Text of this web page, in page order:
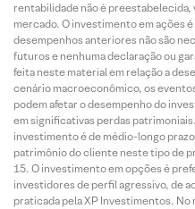
rentabilidade não é
mercado. O investimento em ações
desempenhos anteriores não são
futuros e nenhuma declaração ou
feita neste material em relação a
cenário macroeconômico, os
podem afetar o desempenho do
em significativas perdas
investimento é de médio-longo
patrimônio do cliente neste tipo de
O investimento em opções é
investidores de perfil agressivo, de
praticada pela XP Investimentos.